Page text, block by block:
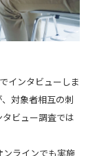
インタビューしま
対象者相互の刺
ビュー調査では
ラインでも実施